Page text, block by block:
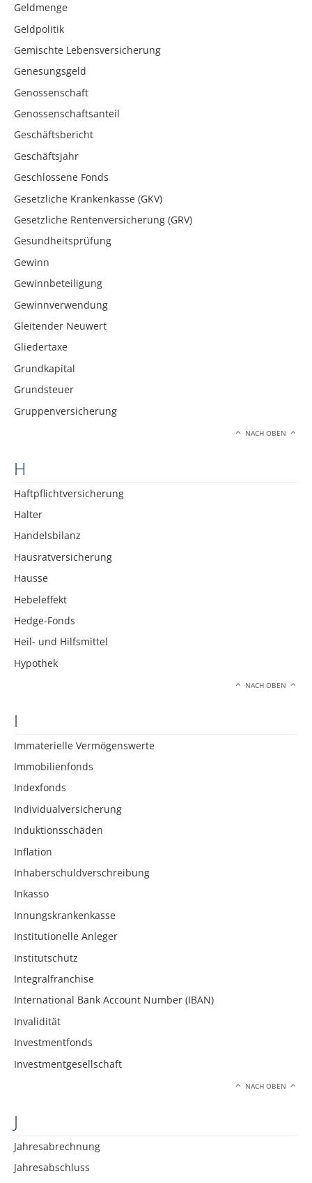
Geldmenge
Geldpolitik
Gemischte Lebensversicherung
Genesungsgeld
Genossenschaft
Genossenschaftsanteil
Geschäftsbericht
Geschäftsjahr
Geschlossene Fonds
Gesetzliche Krankenkasse (GKV)
Gesetzliche Rentenversicherung (GRV)
Gesundheitsprüfung
Gewinn
Gewinnbeteiligung
Gewinnverwendung
Gleitender Neuwert
Gliedertaxe
Grundkapital
Grundsteuer
Gruppenversicherung
NACH OBEN
H
Haftpflichtversicherung
Halter
Handelsbilanz
Hausratversicherung
Hausse
Hebeleffekt
Hedge-Fonds
Heil- und Hilfsmittel
Hypothek
NACH OBEN
I
Immaterielle Vermögenswerte
Immobilienfonds
Indexfonds
Individualversicherung
Induktionsschäden
Inflation
Inhaberschuldverschreibung
Inkasso
Innungskrankenkasse
Institutionelle Anleger
Institutschutz
Integralfranchise
International Bank Account Number (IBAN)
Invalidität
Investmentfonds
Investmentgesellschaft
NACH OBEN
J
Jahresabrechnung
Jahresabschluss